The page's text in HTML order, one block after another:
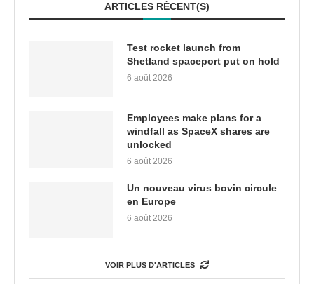
ARTICLES RÉCENT(S)
Test rocket launch from
Shetland spaceport put on hold
6 août 2026
Employees make plans for a
windfall as SpaceX shares are
unlocked
6 août 2026
Un nouveau virus bovin circule
en Europe
6 août 2026
VOIR PLUS D'ARTICLES